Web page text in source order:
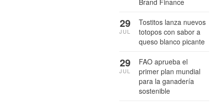
Brand Finance
Tostitos lanza nuevos
totopos con sabor a
queso blanco picante
29
JUL
FAO aprueba el
primer plan mundial
para la ganadería
sostenible
29
JUL